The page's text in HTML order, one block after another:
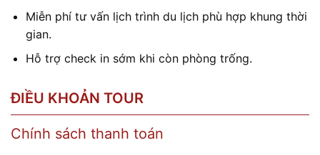
Miễn phí tư vấn lịch trình du lịch phù hợp khung thời
gian.
Hỗ trợ check in sớm khi còn phòng trống.
ĐIỀU KHOẢN TOUR
Chính sách thanh toán